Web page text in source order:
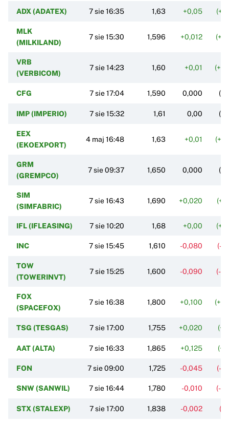
ADX (ADATEX) 7 sie 16:35 1,63 +0,05
MLK
(MILKILAND)
7 sie 15:30 1,596 +0,012
VRB
(VERBICOM)
7 sie 14:23 1,60 +0,01
CFG 7 sie 17:04 1,590 0,000
IMP (IMPERIO) 7 sie 15:32 1,61 0,00
EEX
(EKOEXPORT)
4 maj 16:48 1,63 +0,01
GRM
(GREMPCO)
7 sie 09:37 1,650 0,000
SIM
(SIMFABRIC)
7 sie 16:43 1,690 +0,020
IFL (IFLEASING) 7 sie 10:20 1,68 +0,00
INC 7 sie 15:45 1,610 -0,080 (-
TOW
(TOWERINVT)
7 sie 15:25 1,600 -0,090 (-
FOX
(SPACEFOX)
7 sie 16:38 1,800 +0,100
TSG (TESGAS) 7 sie 17:00 1,755 +0,020
AAT (ALTA) 7 sie 16:33 1,865 +0,125
FON 7 sie 09:00 1,725 -0,045 (-
SNW (SANWIL) 7 sie 16:44 1,780 -0,010 (-
STX (STALEXP) 7 sie 17:00 1,838 -0,002 (-